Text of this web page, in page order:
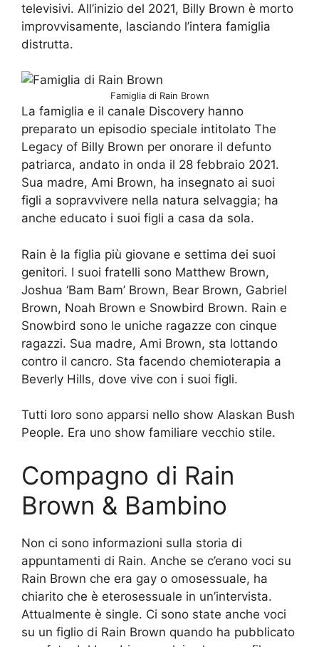
televisivi. All’inizio del 2021, Billy Brown è morto
improvvisamente, lasciando l’intera famiglia
distrutta.
Famiglia di Rain Brown
La famiglia e il canale Discovery hanno
preparato un episodio speciale intitolato The
Legacy of Billy Brown per onorare il defunto
patriarca, andato in onda il 28 febbraio 2021.
Sua madre, Ami Brown, ha insegnato ai suoi
figli a sopravvivere nella natura selvaggia; ha
anche educato i suoi figli a casa da sola.
Rain è la figlia più giovane e settima dei suoi
genitori. I suoi fratelli sono Matthew Brown,
Joshua ‘Bam Bam’ Brown, Bear Brown, Gabriel
Brown, Noah Brown e Snowbird Brown. Rain e
Snowbird sono le uniche ragazze con cinque
ragazzi. Sua madre, Ami Brown, sta lottando
contro il cancro. Sta facendo chemioterapia a
Beverly Hills, dove vive con i suoi figli.
Tutti loro sono apparsi nello show Alaskan Bush
People. Era uno show familiare vecchio stile.
Compagno di Rain
Brown & Bambino
Non ci sono informazioni sulla storia di
appuntamenti di Rain. Anche se c’erano voci su
Rain Brown che era gay o omosessuale, ha
chiarito che è eterosessuale in un’intervista.
Attualmente è single. Ci sono state anche voci
su un figlio di Rain Brown quando ha pubblicato